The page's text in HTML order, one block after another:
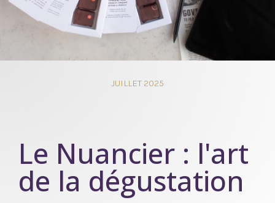
JUILLET 2025
Le Nuancier : l'art
de la dégustation